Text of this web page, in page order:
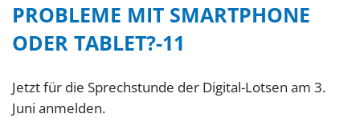
PROBLEME MIT SMARTPHONE
ODER TABLET?-11
Jetzt für die Sprechstunde der Digital-Lotsen am 3.
Juni anmelden.